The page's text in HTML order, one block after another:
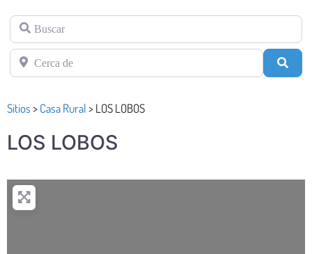
Buscar
Cerca de
Sitios >Casa Rural >LOS LOBOS
LOS LOBOS